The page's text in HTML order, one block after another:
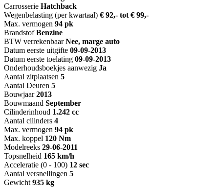
Carrosserie Hatchback
Wegenbelasting (per kwartaal) € 92,- tot € 99,-
Max. vermogen 94 pk
Brandstof Benzine
BTW verrekenbaar Nee, marge auto
Datum eerste uitgifte 09-09-2013
Datum eerste toelating 09-09-2013
Onderhoudsboekjes aanwezig Ja
Aantal zitplaatsen 5
Aantal Deuren 5
Bouwjaar 2013
Bouwmaand September
Cilinderinhoud 1.242 cc
Aantal cilinders 4
Max. vermogen 94 pk
Max. koppel 120 Nm
Modelreeks 29-06-2011
Topsnelheid 165 km/h
Acceleratie (0 - 100) 12 sec
Aantal versnellingen 5
Gewicht 935 kg